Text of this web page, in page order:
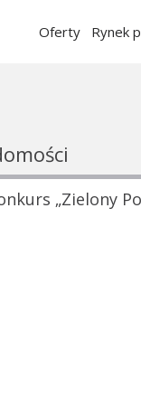
Oferty Rynek
„Zielony